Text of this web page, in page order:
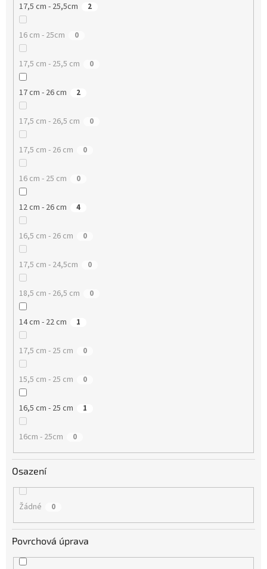
17,5 cm - 25,5cm 2
16 cm - 25cm 0
17,5 cm - 25,5 cm 0
17 cm - 26 cm 2
17,5 cm - 26,5 cm 0
17,5 cm - 26 cm 0
16 cm - 25 cm 0
12 cm - 26 cm 4
16,5 cm - 26 cm 0
17,5 cm - 24,5cm 0
18,5 cm - 26,5 cm 0
14 cm - 22 cm 1
17,5 cm - 25 cm 0
15,5 cm - 25 cm 0
16,5 cm - 25 cm 1
16cm - 25cm 0
Osazení
Žádné 0
Povrchová úprava